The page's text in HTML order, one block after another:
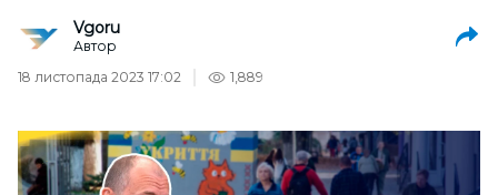
Vgoru
Автор
18 листопада 2023 17:02
1,889